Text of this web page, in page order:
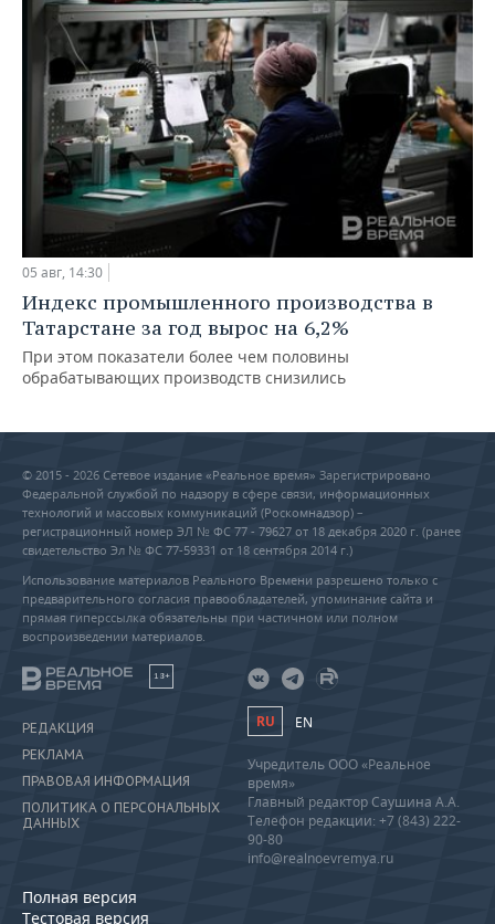
05 авг, 14:30
Индекс промышленного производства в
Татарстане за год вырос на 6,2%
При этом показатели более чем половины
обрабатывающих производств снизились
© 2015 - 2026 Сетевое издание «Реальное время» Зарегистрировано
Федеральной службой по надзору в сфере связи, информационных
технологий и массовых коммуникаций (Роскомнадзор) –
регистрационный номер ЭЛ № ФС 77 - 79627 от 18 декабря 2020 г. (ранее
свидетельство Эл № ФС 77-59331 от 18 сентября 2014 г.)
Использование материалов Реального Времени разрешено только с
предварительного согласия правообладателей, упоминание сайта и
прямая гиперссылка обязательны при частичном или полном
воспроизведении материалов.
18+
РЕДАКЦИЯ
РЕКЛАМА
ПРАВОВАЯ ИНФОРМАЦИЯ
ПОЛИТИКА О ПЕРСОНАЛЬНЫХ
ДАННЫХ
Полная версия
Тестовая версия
RU EN
Учредитель ООО «Реальное
время»
Главный редактор Саушина А.А.
Телефон редакции: +7 (843) 222-
90-80
info@realnoevremya.ru